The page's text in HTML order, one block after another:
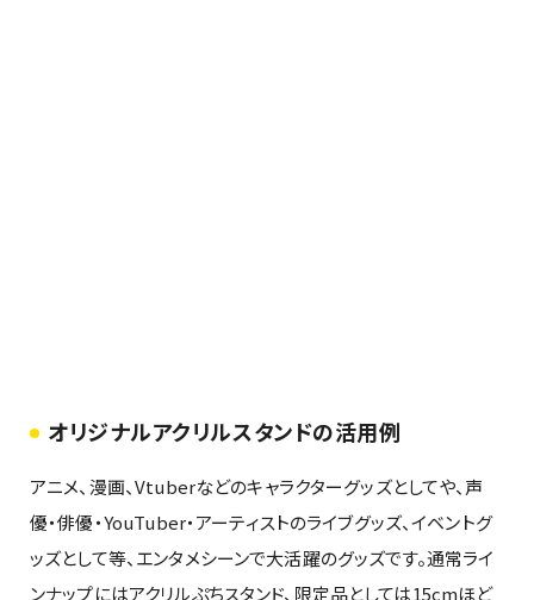
オリジナルアクリルスタンドの活用例
アニメ、漫画、Vtuberなどのキャラクターグッズとしてや、声
優・俳優・YouTuber・アーティストのライブグッズ、イベントグ
ッズとして等、エンタメシーンで大活躍のグッズです。通常ライ
ンナップにはアクリルぷちスタンド、限定品としては15cmほど